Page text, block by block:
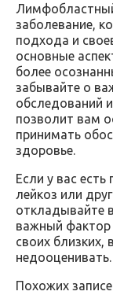
заболевание,
подхода и
основные
более
забывайте о
обследований
позволит вам
принимать
здоровье.
Если у вас
лейкоз или
откладывайте
важный фактор
своих близких,
недооценивать.
Похожих